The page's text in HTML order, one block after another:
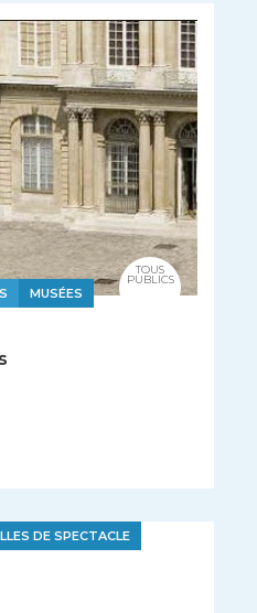
MUSÉES
TOUS
PUBLICS
DE SPECTACLE